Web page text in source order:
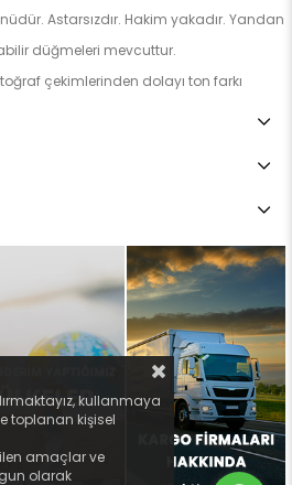
Astarsızdır. Hakim yakadır. Yandan
düğmeleri mevcuttur.
çekimlerinden dolayı ton farkı
kullanmaya
toplanan kişisel
amaçlar ve
olarak